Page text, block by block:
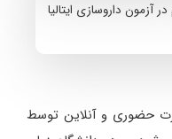
آزمون داروسازی ایتالیا
حضوری و آنلاین توسط